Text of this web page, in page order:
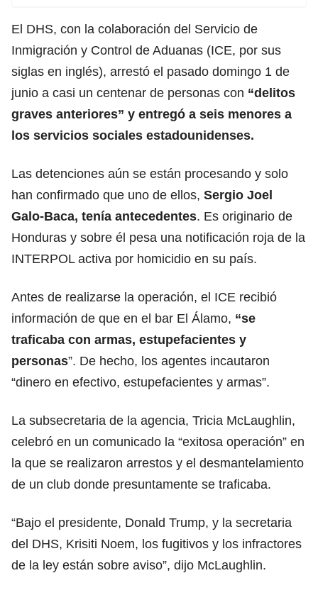
El DHS, con la colaboración del Servicio de
Inmigración y Control de Aduanas (ICE, por sus
siglas en inglés), arrestó el pasado domingo 1 de
junio a casi un centenar de personas con “delitos
graves anteriores” y entregó a seis menores a
los servicios sociales estadounidenses.
Las detenciones aún se están procesando y solo
han confirmado que uno de ellos, Sergio Joel
Galo-Baca, tenía antecedentes. Es originario de
Honduras y sobre él pesa una notificación roja de la
INTERPOL activa por homicidio en su país.
Antes de realizarse la operación, el ICE recibió
información de que en el bar El Álamo, “se
traficaba con armas, estupefacientes y
personas”. De hecho, los agentes incautaron
“dinero en efectivo, estupefacientes y armas”.
La subsecretaria de la agencia, Tricia McLaughlin,
celebró en un comunicado la “exitosa operación” en
la que se realizaron arrestos y el desmantelamiento
de un club donde presuntamente se traficaba.
“Bajo el presidente, Donald Trump, y la secretaria
del DHS, Krisiti Noem, los fugitivos y los infractores
de la ley están sobre aviso”, dijo McLaughlin.